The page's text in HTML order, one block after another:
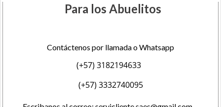
Para los Abuelitos
Contáctenos por llamada o Whatsapp
(+57) 3182194633
(+57) 3332740095